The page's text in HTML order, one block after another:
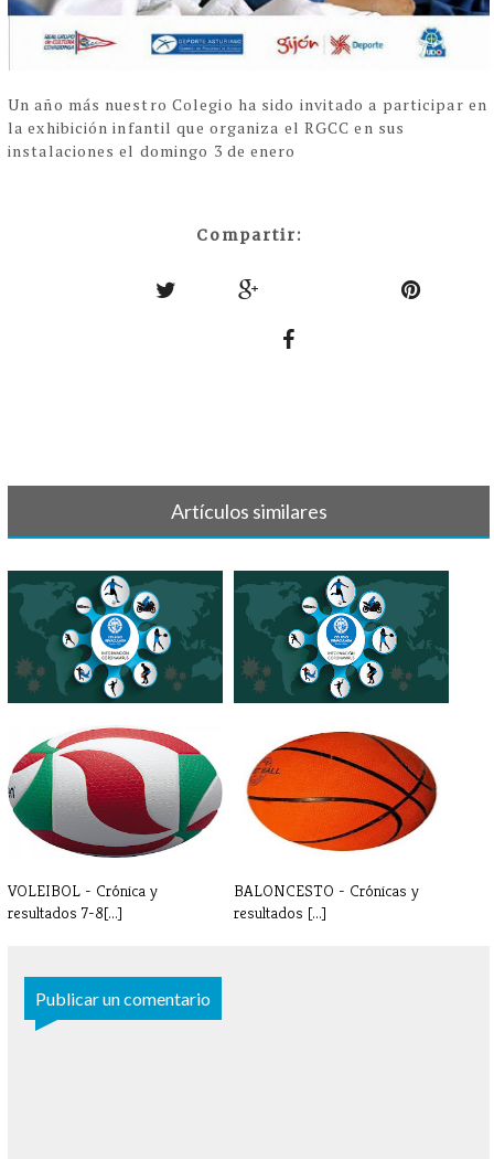
Un año más nuestro Colegio ha sido invitado a participar en
la exhibición infantil que organiza el RGCC en sus
instalaciones el domingo 3 de enero
Compartir:
Artículos similares
IMPORTANTE - SUSPENSIÓN
ACTIVIDADES[...]
INFORMACIÓN
CORONAVIRUS -
PARAESCOL[...]
VOLEIBOL - Crónica y
resultados 7-8[...]
BALONCESTO - Crónicas y
resultados [...]
Publicar un comentario